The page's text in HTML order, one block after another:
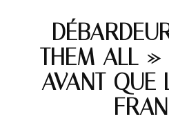
THEM ALL »
AVANT QUE